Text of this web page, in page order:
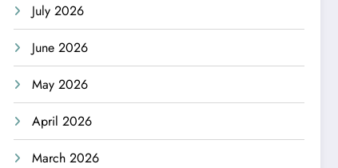
July 2026
June 2026
May 2026
April 2026
March 2026